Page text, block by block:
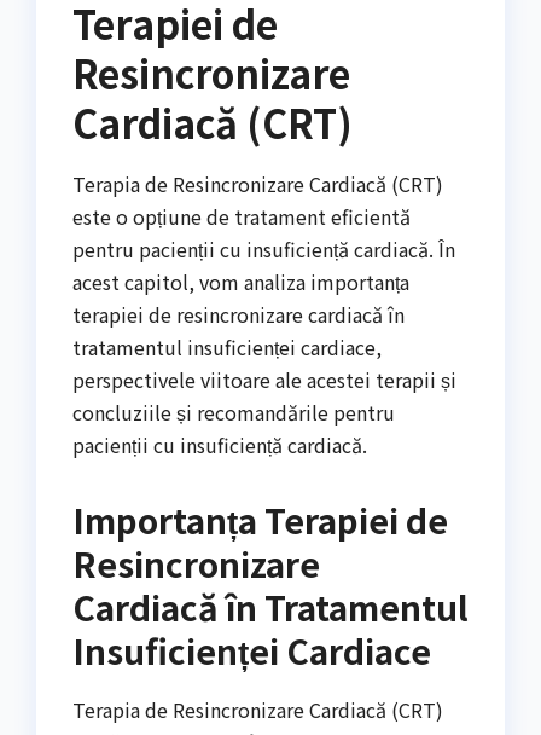
Terapiei de
Resincronizare
Cardiacă (CRT)
Terapia de Resincronizare Cardiacă (CRT)
este o opțiune de tratament eficientă
pentru pacienții cu insuficiență cardiacă. În
acest capitol, vom analiza importanța
terapiei de resincronizare cardiacă în
tratamentul insuficienței cardiace,
perspectivele viitoare ale acestei terapii și
concluziile și recomandările pentru
pacienții cu insuficiență cardiacă.
Importanța Terapiei de
Resincronizare
Cardiacă în Tratamentul
Insuficienței Cardiace
Terapia de Resincronizare Cardiacă (CRT)